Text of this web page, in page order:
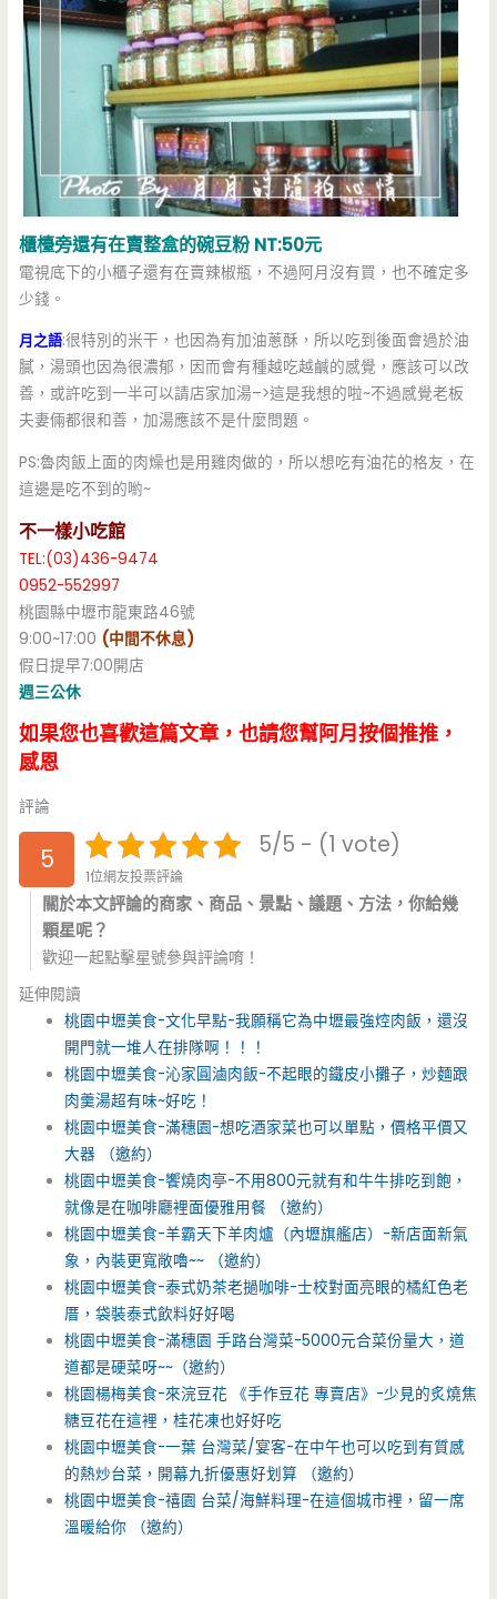
櫃檯旁還有在賣整盒的碗豆粉 NT:50元
電視底下的小櫃子還有在賣辣椒瓶，不過阿月沒有買，也不確定多
少錢。
月之語:很特別的米干，也因為有加油蔥酥，所以吃到後面會過於油
膩，湯頭也因為很濃郁，因而會有種越吃越鹹的感覺，應該可以改
善，或許吃到一半可以請店家加湯–>這是我想的啦~不過感覺老板
夫妻倆都很和善，加湯應該不是什麼問題。
PS:魯肉飯上面的肉燥也是用雞肉做的，所以想吃有油花的格友，在
這邊是吃不到的喲~
不一樣小吃館
TEL:(03)436-9474
0952-552997
桃園縣中壢市龍東路46號
9:00~17:00 (中間不休息)
假日提早7:00開店
週三公休
如果您也喜歡這篇文章，也請您幫阿月按個推推，
感恩
評論
5 5/5 - (1 vote)
1位網友投票評論
關於本文評論的商家、商品、景點、議題、方法，你給幾
顆星呢？
歡迎一起點擊星號參與評論唷！
延伸閱讀
桃園中壢美食-文化早點-我願稱它為中壢最強焢肉飯，還沒
開門就一堆人在排隊啊！！！
桃園中壢美食-沁家圓滷肉飯-不起眼的鐵皮小攤子，炒麵跟
肉羹湯超有味~好吃！
桃園中壢美食-滿穗園-想吃酒家菜也可以單點，價格平價又
大器 （邀約）
桃園中壢美食-饗燒肉亭-不用800元就有和牛牛排吃到飽，
就像是在咖啡廳裡面優雅用餐 （邀約）
桃園中壢美食-羊霸天下羊肉爐（內壢旗艦店）-新店面新氣
象，內裝更寬敞嚕~~ （邀約）
桃園中壢美食-泰式奶茶老撾咖啡-士校對面亮眼的橘紅色老
厝，袋裝泰式飲料好好喝
桃園中壢美食-滿穗園 手路台灣菜-5000元合菜份量大，道
道都是硬菜呀~~（邀約）
桃園楊梅美食-來浣豆花 《手作豆花 專賣店》-少見的炙燒焦
糖豆花在這裡，桂花凍也好好吃
桃園中壢美食-一葉 台灣菜/宴客-在中午也可以吃到有質感
的熱炒台菜，開幕九折優惠好划算 （邀約）
桃園中壢美食-禧園 台菜/海鮮料理-在這個城市裡，留一席
溫暖給你 （邀約）